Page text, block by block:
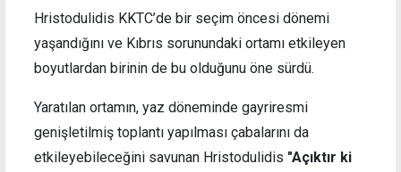
Hristodulidis KKTC’de bir seçim öncesi dönemi
yaşandığını ve Kıbrıs sorunundaki ortamı etkileyen
boyutlardan birinin de bu olduğunu öne sürdü.
Yaratılan ortamın, yaz döneminde gayriresmi
genişletilmiş toplantı yapılması çabalarını da
etkileyebileceğini savunan Hristodulidis "Açıktır ki